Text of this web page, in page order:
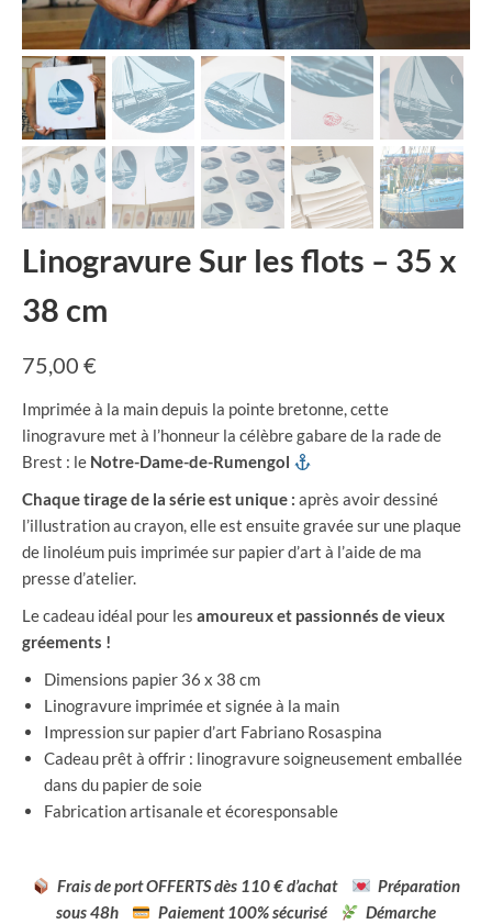
Linogravure Sur les flots – 35 x
38 cm
75,00 €
Imprimée à la main depuis la pointe bretonne, cette
linogravure met à l’honneur la célèbre gabare de la rade de
Brest : le Notre-Dame-de-Rumengol
Chaque tirage de la série est unique : après avoir dessiné
l’illustration au crayon, elle est ensuite gravée sur une plaque
de linoléum puis imprimée sur papier d’art à l’aide de ma
presse d’atelier.
Le cadeau idéal pour les amoureux et passionnés de vieux
gréements !
Dimensions papier 36 x 38 cm
Linogravure imprimée et signée à la main
Impression sur papier d’art Fabriano Rosaspina
Cadeau prêt à offrir : linogravure soigneusement emballée
dans du papier de soie
Fabrication artisanale et écoresponsable
Frais de port OFFERTS dès 110 € d’achat
Préparation
sous 48h
Paiement 100% sécurisé
Démarche